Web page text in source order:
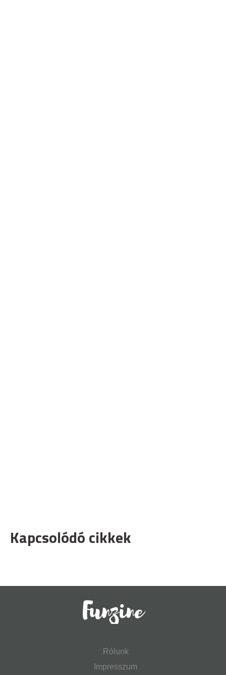
Kapcsolódó cikkek
Rólunk
Impresszum